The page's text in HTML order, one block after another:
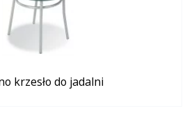
krzesło do jadalni